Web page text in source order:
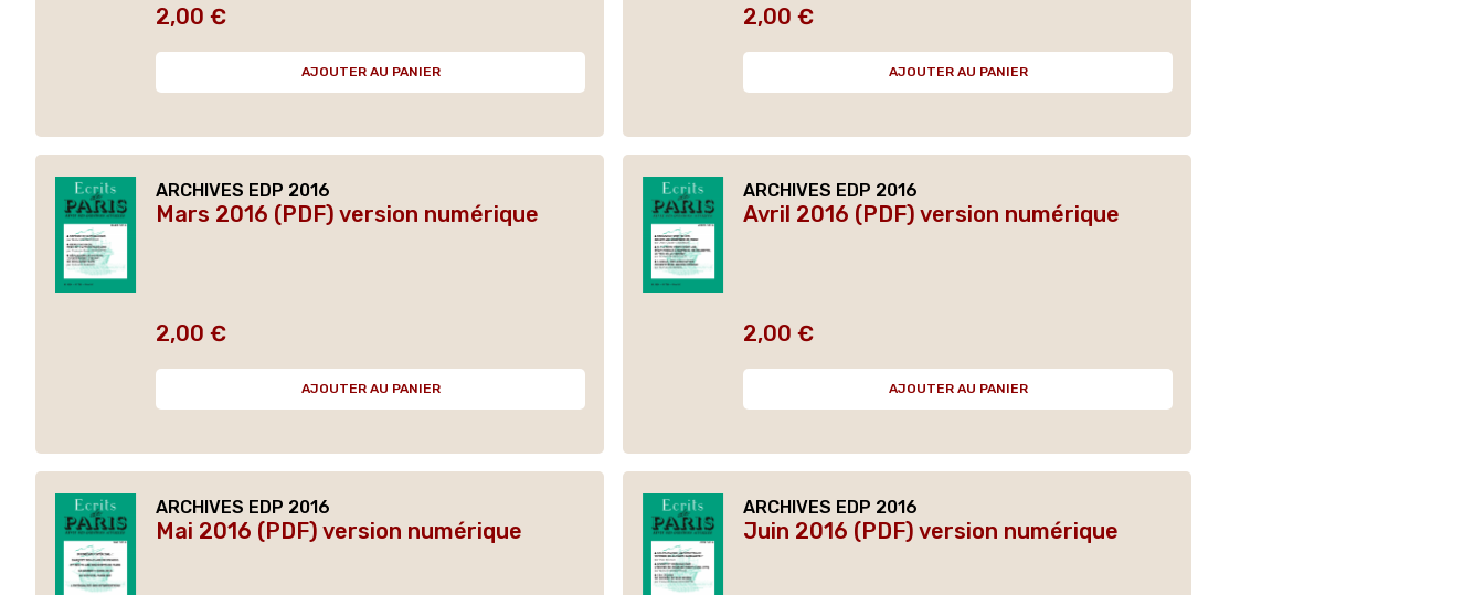
Prix
2,00 €
AJOUTER AU PANIER
Prix
2,00 €
AJOUTER AU PANIER
ARCHIVES EDP 2016
Mars 2016 (PDF) version numérique
Prix
2,00 €
AJOUTER AU PANIER
ARCHIVES EDP 2016
Avril 2016 (PDF) version numérique
Prix
2,00 €
AJOUTER AU PANIER
ARCHIVES EDP 2016
Mai 2016 (PDF) version numérique
ARCHIVES EDP 2016
Juin 2016 (PDF) version numérique